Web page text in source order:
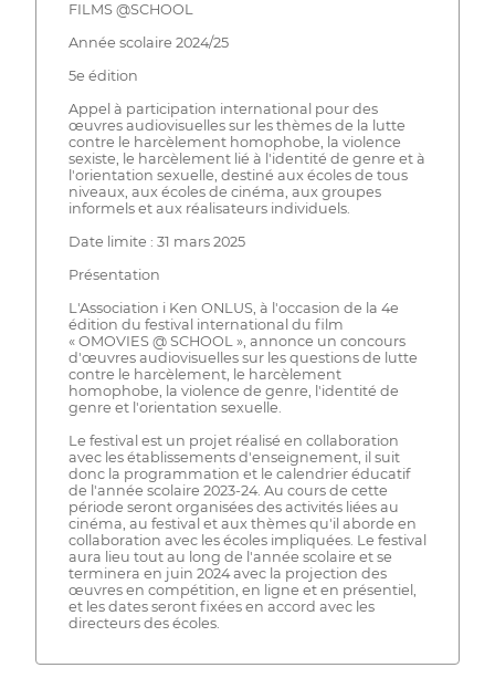
FILMS @SCHOOL
Année scolaire 2024/25
5e édition
Appel à participation international pour des
œuvres audiovisuelles sur les thèmes de la lutte
contre le harcèlement homophobe, la violence
sexiste, le harcèlement lié à l'identité de genre et à
l'orientation sexuelle, destiné aux écoles de tous
niveaux, aux écoles de cinéma, aux groupes
informels et aux réalisateurs individuels.
Date limite : 31 mars 2025
Présentation
L'Association i Ken ONLUS, à l'occasion de la 4e
édition du festival international du film
« OMOVIES @ SCHOOL », annonce un concours
d'œuvres audiovisuelles sur les questions de lutte
contre le harcèlement, le harcèlement
homophobe, la violence de genre, l'identité de
genre et l'orientation sexuelle.
Le festival est un projet réalisé en collaboration
avec les établissements d'enseignement, il suit
donc la programmation et le calendrier éducatif
de l'année scolaire 2023-24. Au cours de cette
période seront organisées des activités liées au
cinéma, au festival et aux thèmes qu'il aborde en
collaboration avec les écoles impliquées. Le festival
aura lieu tout au long de l'année scolaire et se
terminera en juin 2024 avec la projection des
œuvres en compétition, en ligne et en présentiel,
et les dates seront fixées en accord avec les
directeurs des écoles.